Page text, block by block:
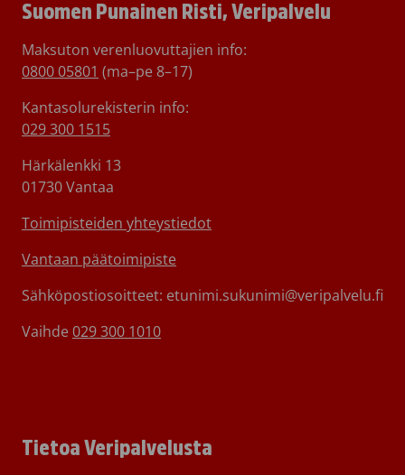
Suomen Punainen Risti, Veripalvelu
Maksuton verenluovuttajien info:
0800 05801 (ma–pe 8–17)
Kantasolurekisterin info:
029 300 1515
Härkälenkki 13
01730 Vantaa
Toimipisteiden yhteystiedot
Vantaan päätoimipiste
Sähköpostiosoitteet: etunimi.sukunimi@veripalvelu.fi
Vaihde 029 300 1010
Tietoa Veripalvelusta